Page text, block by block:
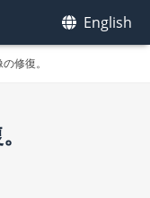
English
修復。